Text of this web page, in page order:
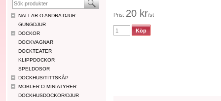
NALLAR O ANDRA DJUR
GUNGDJUR
DOCKOR
DOCKVAGNAR
DOCKTEATER
KLIPPDOCKOR
SPELDOSOR
DOCKHUS/TITTSKÅP
MÖBLER O MINIATYRER
DOCKHUSDOCKOR/DJUR
Pris: 20 kr/st